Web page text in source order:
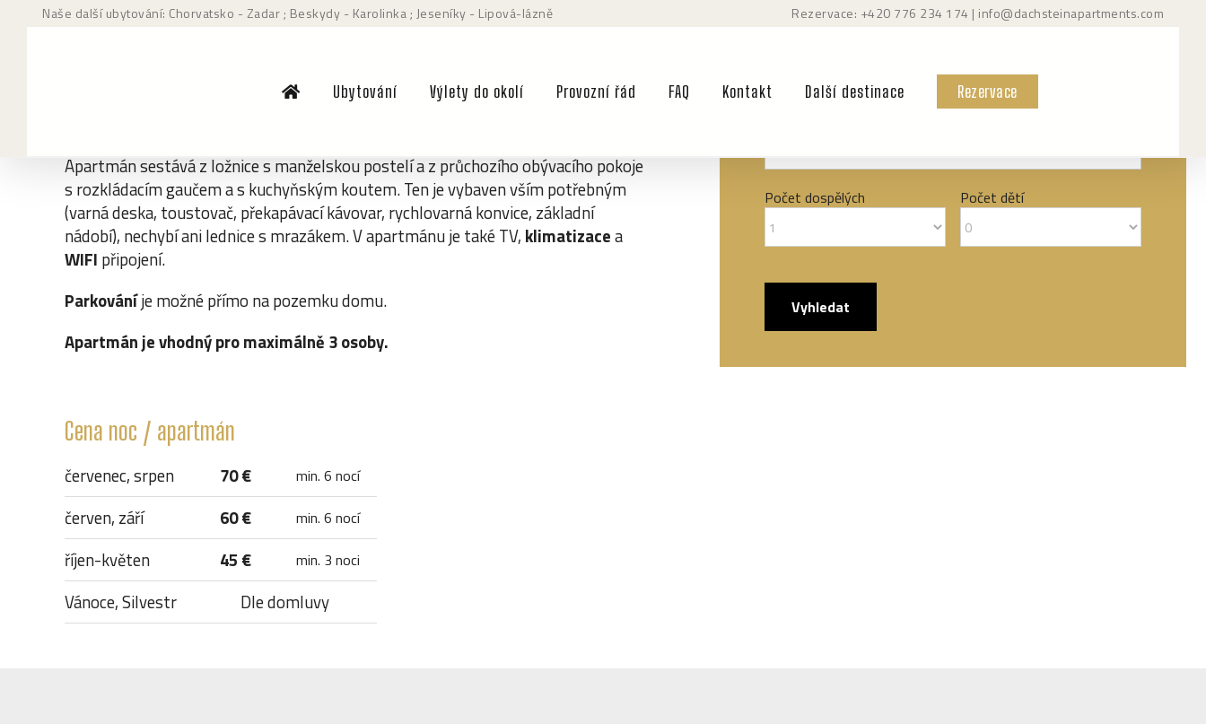
PřeskočitNaše další ubytování: Chorvatsko - Zadar ; Beskydy - Karolinka ; Jeseníky - Lipová-lázně Rezervace: +420 776 234 174 | info@dachsteinapartments.com
Ubytování Výlety do okolí Provozní řád FAQ Kontakt Další destinace Rezervace
v přízemí vpravo, okna situována na východ jsou na
Apartmán sestává z ložnice s manželskou postelí a z průchozího obývacího pokoje
s rozkládacím gaučem a s kuchyňským koutem. Ten je vybaven vším potřebným
(varná deska, toustovač, překapávací kávovar, rychlovarná konvice, základní
nádobí), nechybí ani lednice s mrazákem. V apartmánu je také TV, klimatizacea
WIFI připojení.
Parkováníje možné přímo na pozemku domu.
Apartmán je vhodný pro maximálně 3 osoby.
Cena noc / apartmán
červenec, srpen 70 € min. 6 nocí
červen, září 60 € min. 6 nocí
říjen-květen 45 € min. 3 noci
Vánoce, Silvestr Dle domluvy
Počet dospělých Počet dětí